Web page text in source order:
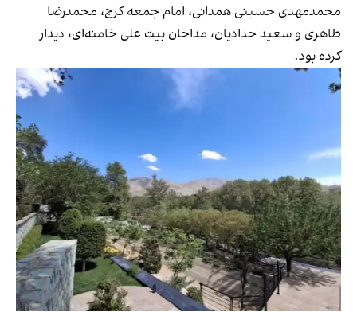
محمد‌مهدی حسینی همدانی، امام جمعه کرج، محمدرضا
طاهری و سعید حدادیان، مداحان بیت علی خامنه‌ای، دیدار
کرده بود.